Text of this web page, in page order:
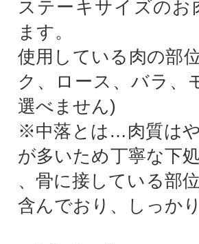
ステーキサイズの
ます。
使用している肉の部
ク、ロース、バラ、
選べません)
※中落とは…肉質は
が多いため丁寧な下
、骨に接している部
含んでおり、しっか